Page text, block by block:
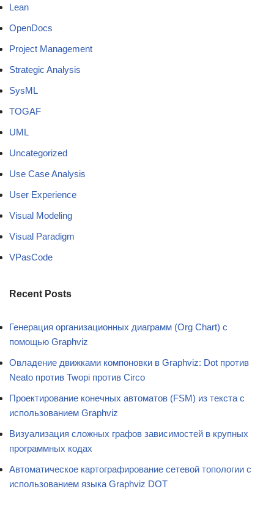
Lean
OpenDocs
Project Management
Strategic Analysis
SysML
TOGAF
UML
Uncategorized
Use Case Analysis
User Experience
Visual Modeling
Visual Paradigm
VPasCode
Recent Posts
Генерация организационных диаграмм (Org Chart) с
помощью Graphviz
Овладение движками компоновки в Graphviz: Dot против
Neato против Twopi против Circo
Проектирование конечных автоматов (FSM) из текста с
использованием Graphviz
Визуализация сложных графов зависимостей в крупных
программных кодах
Автоматическое картографирование сетевой топологии с
использованием языка Graphviz DOT